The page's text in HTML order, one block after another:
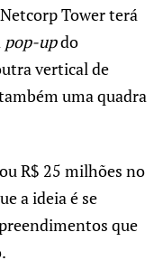
Tower terá
pop-updo
vertical de
uma quadra
R$ 25 milhões no
a ideia é se
que